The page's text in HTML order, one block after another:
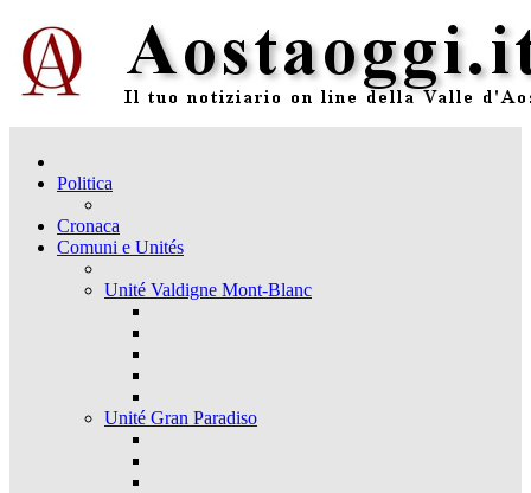
Politica
Cronaca
Comuni e Unités
Unité Valdigne Mont-Blanc
Unité Gran Paradiso